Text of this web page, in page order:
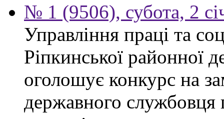
№ 1 (9506), субота, 2
Управління праці та
Ріпкинської районної
оголошує конкурс на
державного службовця